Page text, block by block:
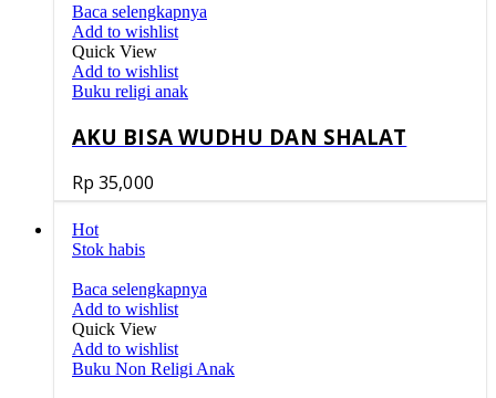
Baca selengkapnya
Add to wishlist
Quick View
Add to wishlist
Buku religi anak
AKU BISA WUDHU DAN SHALAT
Rp 35,000
Hot
Stok habis
Baca selengkapnya
Add to wishlist
Quick View
Add to wishlist
Buku Non Religi Anak